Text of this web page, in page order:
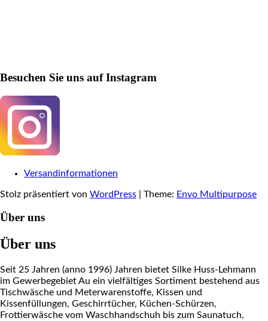
Besuchen Sie uns auf Instagram
Versandinformationen
Stolz präsentiert von WordPress Theme: Envo Multipurpose
Über uns
Über uns
Seit 25 Jahren (anno 1996) Jahren bietet Silke Huss-Lehmann
im Gewerbegebiet Au ein vielfältiges Sortiment bestehend aus
Tischwäsche und Meterwarenstoffe, Kissen und
Kissenfüllungen, Geschirrtücher, Küchen-Schürzen,
Frottierwäsche vom Waschhandschuh bis zum Saunatuch,